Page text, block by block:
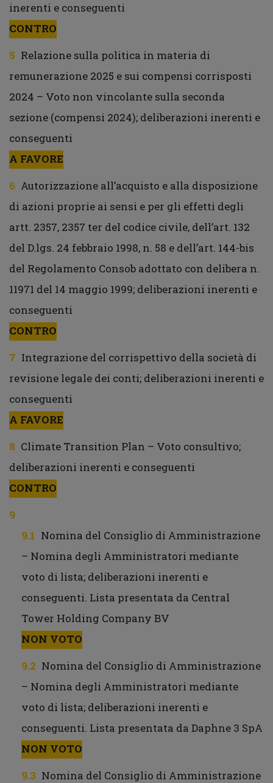
inerenti e conseguenti
CONTRO
Relazione sulla politica in materia di
remunerazione 2025 e sui compensi corrisposti
2024 – Voto non vincolante sulla seconda
sezione (compensi 2024); deliberazioni inerenti e
conseguenti
A FAVORE
Autorizzazione all’acquisto e alla disposizione
di azioni proprie ai sensi e per gli effetti degli
artt. 2357, 2357 ter del codice civile, dell’art. 132
del D.lgs. 24 febbraio 1998, n. 58 e dell’art. 144-bis
del Regolamento Consob adottato con delibera n.
11971 del 14 maggio 1999; deliberazioni inerenti e
conseguenti
CONTRO
Integrazione del corrispettivo della società di
revisione legale dei conti; deliberazioni inerenti e
conseguenti
A FAVORE
Climate Transition Plan – Voto consultivo;
deliberazioni inerenti e conseguenti
CONTRO
Nomina del Consiglio di Amministrazione
– Nomina degli Amministratori mediante
voto di lista; deliberazioni inerenti e
conseguenti. Lista presentata da Central
Tower Holding Company BV
NON VOTO
Nomina del Consiglio di Amministrazione
– Nomina degli Amministratori mediante
voto di lista; deliberazioni inerenti e
conseguenti. Lista presentata da Daphne 3 SpA
NON VOTO
Nomina del Consiglio di Amministrazione